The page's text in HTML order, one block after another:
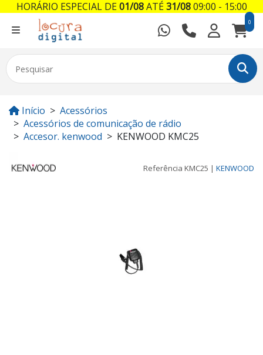
0
Início
Acessórios
Acessórios de comunicação de rádio
Accesor. kenwood
KENWOOD KMC25
Referência KMC25 | KENWOOD
HORÁRIO ESPECIAL DE01/08ATÉ31/0809:00 - 15:00